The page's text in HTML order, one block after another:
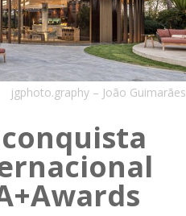
jgphoto.graphy – João Guimarães